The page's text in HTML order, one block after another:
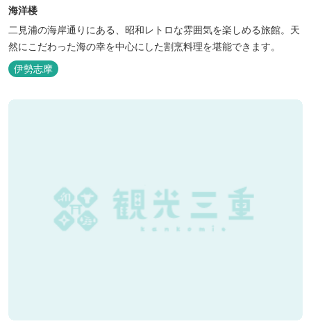
海洋楼
二見浦の海岸通りにある、昭和レトロな雰囲気を楽しめる旅館。天
然にこだわった海の幸を中心にした割烹料理を堪能できます。
伊勢志摩